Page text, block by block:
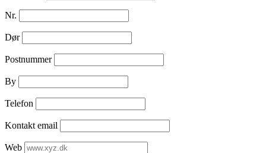
Nr.
Dør
Postnummer
By
Telefon
Kontakt email
Web